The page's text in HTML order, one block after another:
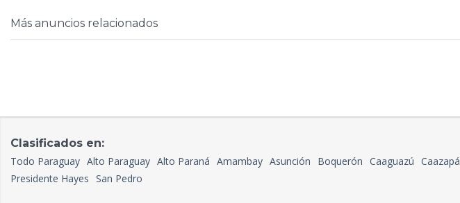
Más anuncios relacionados
Clasificados en:
Todo Paraguay Alto Paraguay Alto Paraná Amambay Asunción Boquerón Caaguazú Caazapá
Presidente Hayes San Pedro